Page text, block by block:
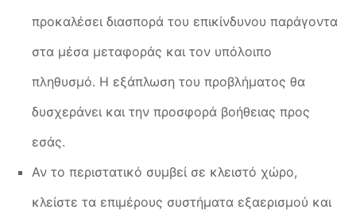
προκαλέσει διασπορά του επικίνδυνου παράγοντα
στα μέσα μεταφοράς και τον υπόλοιπο
πληθυσμό. Η εξάπλωση του προβλήματος θα
δυσχεράνει και την προσφορά βοήθειας προς
εσάς.
Αν το περιστατικό συμβεί σε κλειστό χώρο,
κλείστε τα επιμέρους συστήματα εξαερισμού και